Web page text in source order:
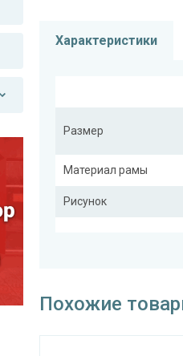
Характеристики
Размер
Материал рамы
Рисунок
Похожие